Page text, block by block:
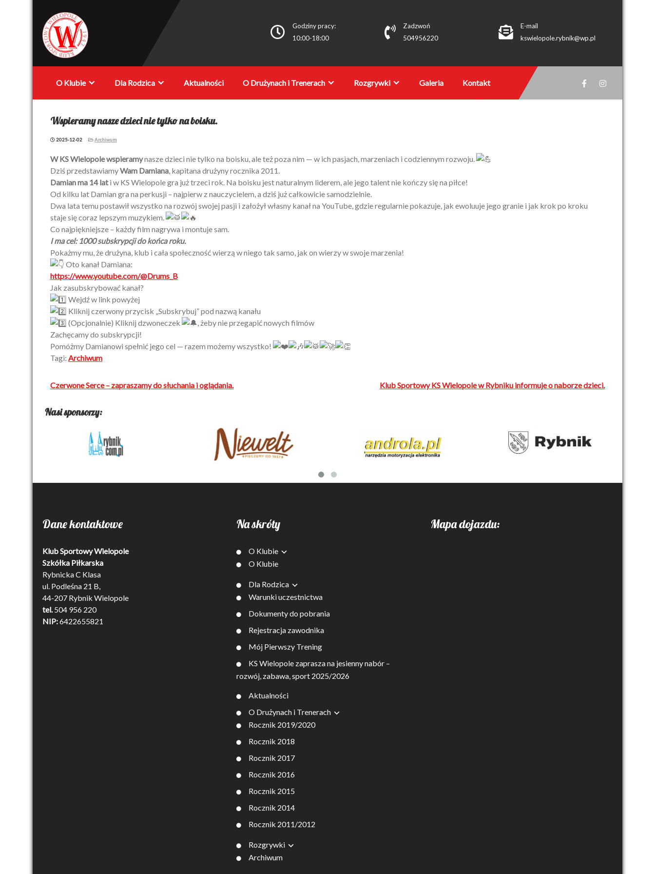
KS
Wielopole
Godziny pracy:
10:00-18:00
Zadzwoń
504956220
E-mail
kswielopole.rybnik@wp.pl
O Klubie Dla Rodzica Aktualności O Drużynach i Trenerach Rozgrywki Galeria Kontakt
Wspieramy nasze dzieci nie tylko na boisku.
2025-12-02 Archiwum
W KS Wielopole wspieramynasze dzieci nie tylko na boisku, ale też poza nim — w ich pasjach, marzeniach i codziennym rozwoju.
Dziś przedstawiamyWam Damiana , kapitana drużyny rocznika 2011.
Damian ma 14 lati w KS Wielopole gra już trzeci rok. Na boisku jest naturalnym liderem, ale jego talent nie kończy się na piłce!
Od kilku lat Damian gra na perkusji – najpierw z nauczycielem, a dziś już całkowicie samodzielnie.
Dwa lata temu postawił wszystko na rozwój swojej pasji i założył własny kanał na YouTube, gdzie regularnie pokazuje, jak ewoluuje jego granie i jak krok po kroku
staje się coraz lepszym muzykiem.
Co najpiękniejsze – każdy film nagrywa i montuje sam.
I ma cel: 1000 subskrypcji do końca roku.
Pokażmy mu, że drużyna, klub i cała społeczność wierzą w niego tak samo, jak on wierzy w swoje marzenia!
Oto kanał Damiana:
https://www.youtube.com/@Drums_B
Jak zasubskrybować kanał?
Wejdź w link powyżej
Kliknij czerwony przycisk „Subskrybuj” pod nazwą kanału
(Opcjonalnie) Kliknij dzwoneczek
, żeby nie przegapić nowych filmów
Zachęcamy do subskrypcji!
Pomóżmy Damianowi spełnić jego cel — razem możemy wszystko!
Tagi: Archiwum
Nawigacja
Czerwone Serce – zapraszamy do słuchania i oglądania. Klub Sportowy KS Wielopole w Rybniku informuje o naborze dzieci.
Nasi sponsorzy:
Dane kontaktowe
Klub Sportowy Wielopole
Szkółka Piłkarska
Rybnicka C Klasa
ul. Podleśna 21 B,
44-207 Rybnik Wielopole
tel. 504 956 220
NIP:6422655821
Na skróty
O Klubie
O Klubie
Dla Rodzica
Warunki uczestnictwa
Dokumenty do pobrania
Rejestracja zawodnika
Mój Pierwszy Trening
KS Wielopole zaprasza na jesienny nabór –
rozwój, zabawa, sport 2025/2026
Aktualności
O Drużynach i Trenerach
Rocznik 2019/2020
Rocznik 2018
Rocznik 2017
Rocznik 2016
Rocznik 2015
Rocznik 2014
Rocznik 2011/2012
Rozgrywki
Archiwum
Mapa dojazdu: